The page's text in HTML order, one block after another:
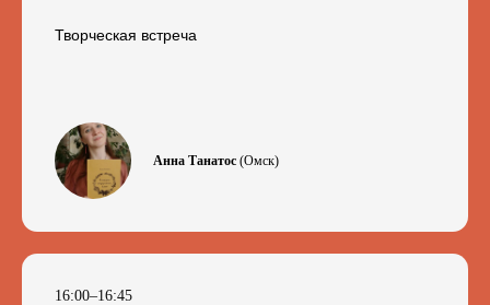
Творческая встреча
Анна Танатос (Омск)
16:00–16:45